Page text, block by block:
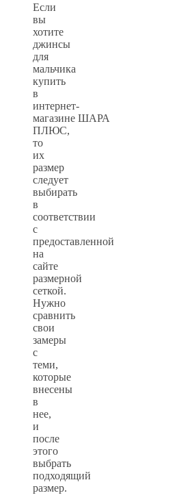
Если
вы
хотите
джинсы
для
мальчика
купить
в
интернет-
магазине ШАРА
ПЛЮС,
то
их
размер
следует
выбирать
в
соответствии
с
предоставленной
на
сайте
размерной
сеткой.
Нужно
сравнить
свои
замеры
с
теми,
которые
внесены
в
нее,
и
после
этого
выбрать
подходящий
размер.